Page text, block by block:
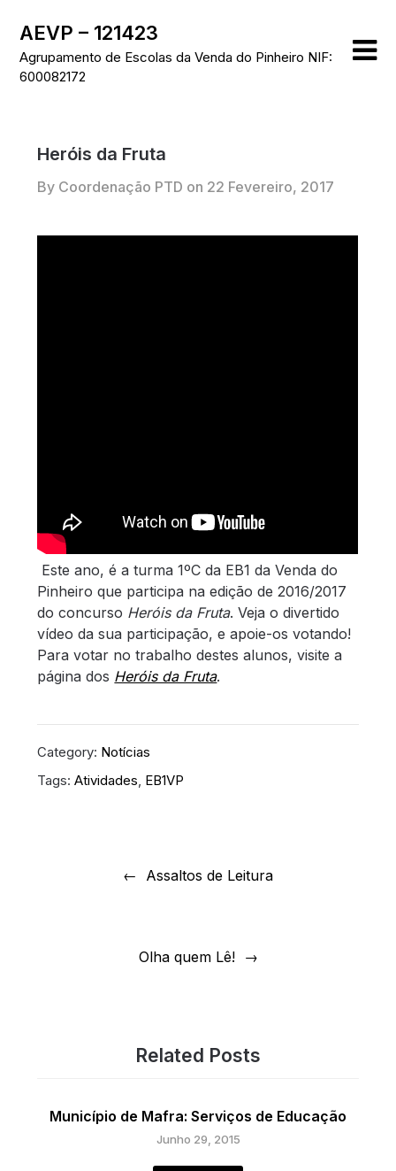
content
AEVP – 121423
Agrupamento de Escolas da Venda do Pinheiro NIF:
600082172
Heróis da Fruta
By Coordenação PTD on 22 Fevereiro, 2017
Este ano, é a turma 1ºC da EB1 da Venda do
Pinheiro que participa na edição de 2016/2017
do concurso Heróis da Fruta. Veja o divertido
vídeo da sua participação, e apoie-os votando!
Para votar no trabalho destes alunos, visite a
página dos Heróis da Fruta.
Category: Notícias
Tags:Atividades, EB1VP
Assaltos de Leitura
Olha quem Lê!
Related Posts
Município de Mafra: Serviços de Educação
Junho 29, 2015